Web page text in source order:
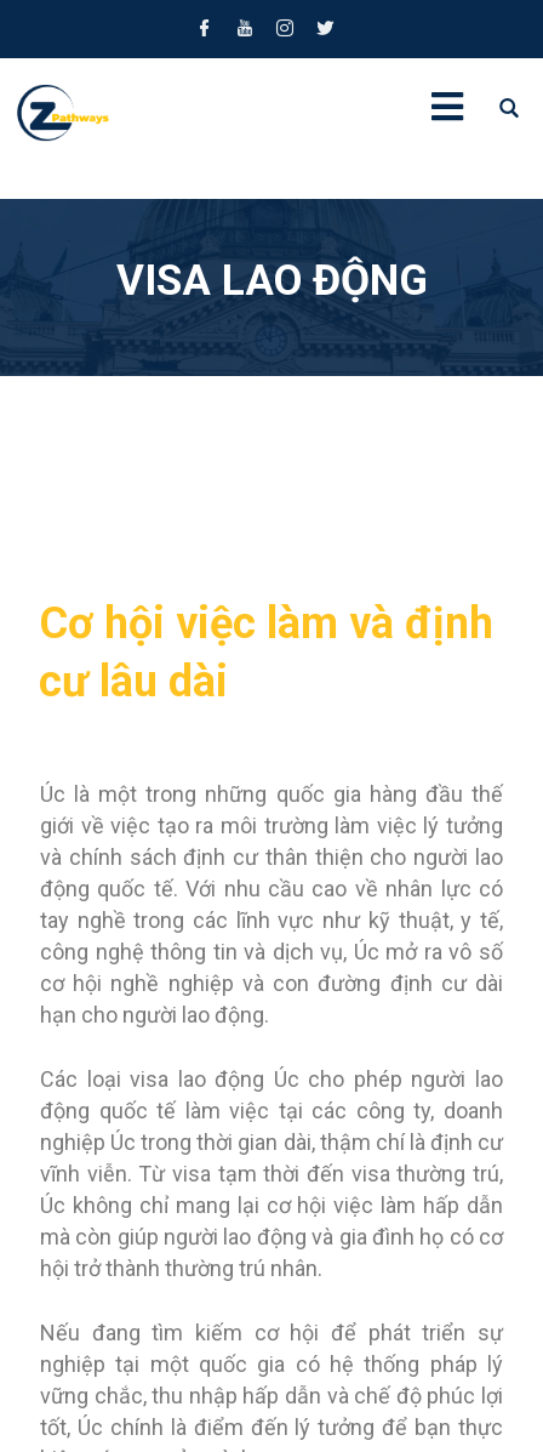
VISA LAO ĐỘNG
Cơ hội việc làm và định
cư lâu dài
Úc là một trong những quốc gia hàng đầu thế
giới về việc tạo ra môi trường làm việc lý tưởng
và chính sách định cư thân thiện cho người lao
động quốc tế. Với nhu cầu cao về nhân lực có
tay nghề trong các lĩnh vực như kỹ thuật, y tế,
công nghệ thông tin và dịch vụ, Úc mở ra vô số
cơ hội nghề nghiệp và con đường định cư dài
hạn cho người lao động.
Các loại visa lao động Úc cho phép người lao
động quốc tế làm việc tại các công ty, doanh
nghiệp Úc trong thời gian dài, thậm chí là định cư
vĩnh viễn. Từ visa tạm thời đến visa thường trú,
Úc không chỉ mang lại cơ hội việc làm hấp dẫn
mà còn giúp người lao động và gia đình họ có cơ
hội trở thành thường trú nhân.
Nếu đang tìm kiếm cơ hội để phát triển sự
nghiệp tại một quốc gia có hệ thống pháp lý
vững chắc, thu nhập hấp dẫn và chế độ phúc lợi
tốt, Úc chính là điểm đến lý tưởng để bạn thực